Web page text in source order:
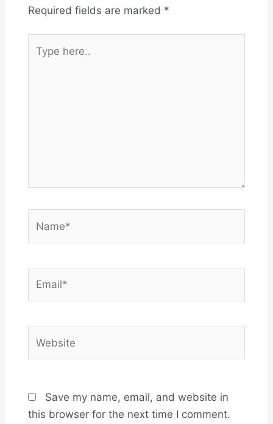
Required fields are marked *
here..
Save my name, email, and website in
this browser for the next time I comment.